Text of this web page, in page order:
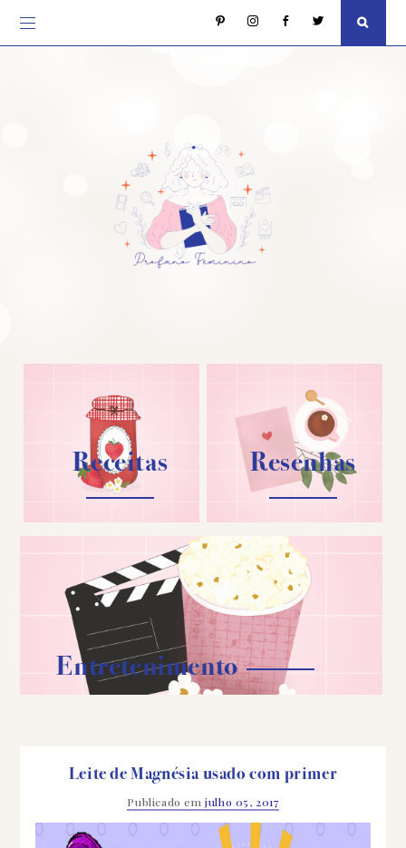
Receitas Resenhas
Entretenimento
Leite de Magnésia usado com primer
Publicado emjulho 05, 2017